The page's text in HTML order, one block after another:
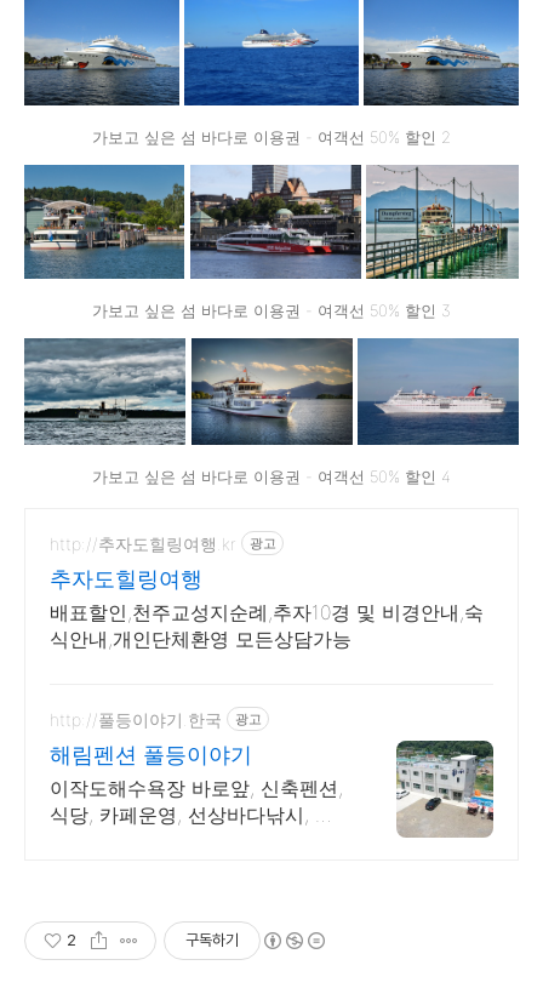
가보고 싶은 섬 바다로 이용권 - 여객선 50% 할인 2
가보고 싶은 섬 바다로 이용권 - 여객선 50% 할인 3
가보고 싶은 섬 바다로 이용권 - 여객선 50% 할인 4
http://추자도힐링여행.kr 광고
추자도힐링여행
배표할인,천주교성지순례,추자10경 및 비경안내,숙
식안내,개인단체환영 모든상담가능
http://풀등이야기.한국 광고
해림펜션 풀등이야기
이작도해수욕장 바로앞, 신축펜션,
식당, 카페운영, 선상바다낚시, 낚
2 구독하기